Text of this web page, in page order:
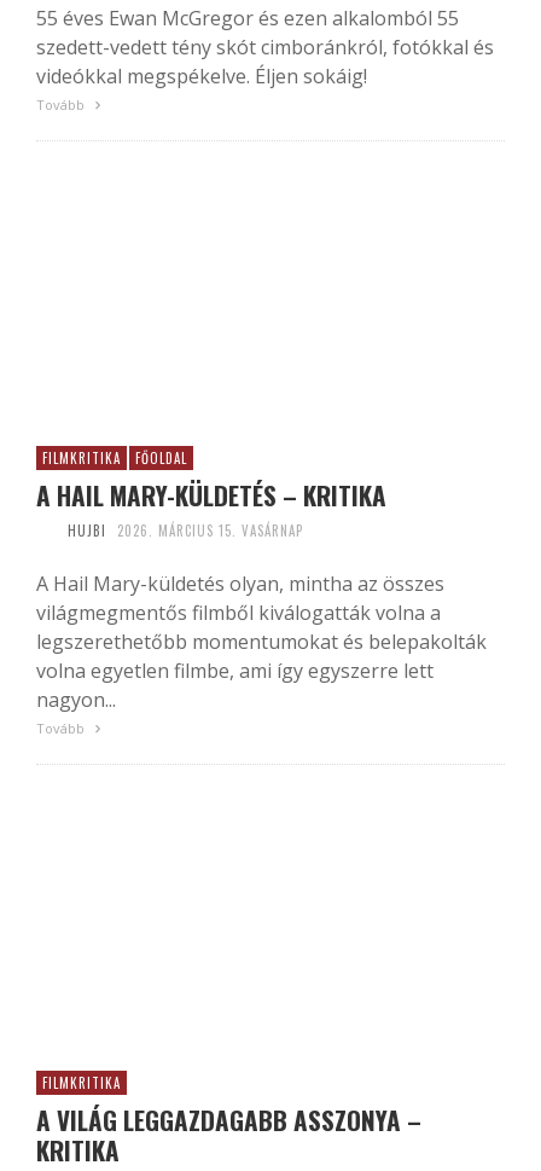
55 éves Ewan McGregor és ezen alkalomból 55
szedett-vedett tény skót cimboránkról, fotókkal és
videókkal megspékelve. Éljen sokáig!
Tovább
FILMKRITIKA FŐOLDAL
A HAIL MARY-KÜLDETÉS – KRITIKA
HUJBI 2026. MÁRCIUS 15. VASÁRNAP
A Hail Mary-küldetés olyan, mintha az összes
világmegmentős filmből kiválogatták volna a
legszerethetőbb momentumokat és belepakolták
volna egyetlen filmbe, ami így egyszerre lett
nagyon...
Tovább
FILMKRITIKA
A VILÁG LEGGAZDAGABB ASSZONYA –
KRITIKA